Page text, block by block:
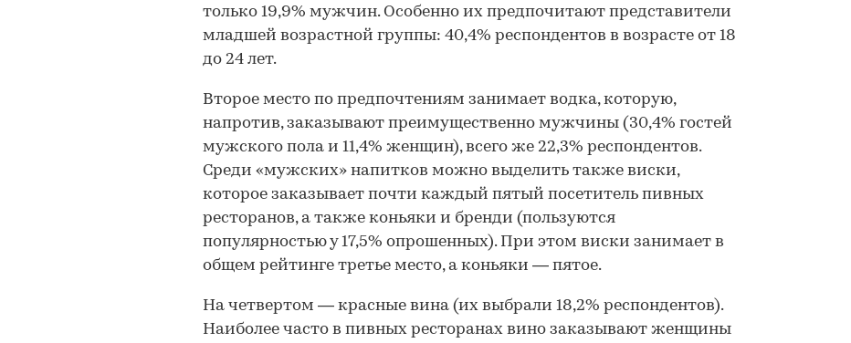
только 19,9% мужчин. Особенно их предпочитают представители
младшей возрастной группы: 40,4% респондентов в возрасте от 18
до 24 лет.
Второе место по предпочтениям занимает водка, которую,
напротив, заказывают преимущественно мужчины (30,4% гостей
мужского пола и 11,4% женщин), всего же 22,3% респондентов.
Среди «мужских» напитков можно выделить также виски,
которое заказывает почти каждый пятый посетитель пивных
ресторанов, а также коньяки и бренди (пользуются
популярностью у 17,5% опрошенных). При этом виски занимает в
общем рейтинге третье место, а коньяки — пятое.
На четвертом — красные вина (их выбрали 18,2% респондентов).
Наиболее часто в пивных ресторанах вино заказывают женщины